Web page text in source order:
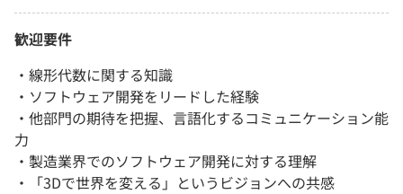
歓迎要件
・線形代数に関する知識
・ソフトウェア開発をリードした経験
・他部門の期待を把握、言語化するコミュニケーション能
力
・製造業界でのソフトウェア開発に対する理解
・「3Dで世界を変える」というビジョンへの共感